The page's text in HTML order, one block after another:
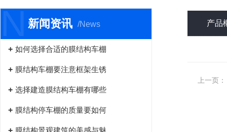
N 新闻资讯 /News
如何选择合适的膜结构车棚
膜结构车棚要注意框架生锈
选择建造膜结构车棚有哪些
膜结构停车棚的质量要如何
膜结构景观建筑的美感与魅
产品
上一页：